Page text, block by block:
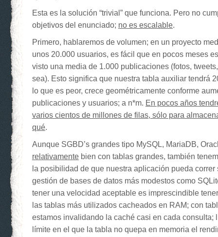
Esta es la solución “trivial” que funciona. Pero no
objetivos del enunciado; no es escalable.
Primero, hablaremos de volumen; en un proyecto
unos 20.000 usuarios, es fácil que en pocos meses
visto una media de 1.000 publicaciones (fotos,
sea). Esto significa que nuestra tabla auxiliar tendrá
lo que es peor, crece geométricamente conforme
publicaciones y usuarios; a n*m. En pocos años
varios cientos de millones de filas, sólo para
qué.
Aunque SGBD’s grandes tipo MySQL, MariaDB,
relativamente bien con tablas grandes, también
la posibilidad de que nuestra aplicación pueda correr
gestión de bases de datos más modestos como
tener una velocidad aceptable es imprescindible
las tablas más utilizados cacheados en RAM; con
estamos invalidando la caché casi en cada consulta;
límite en el que la tabla no quepa en memoria el